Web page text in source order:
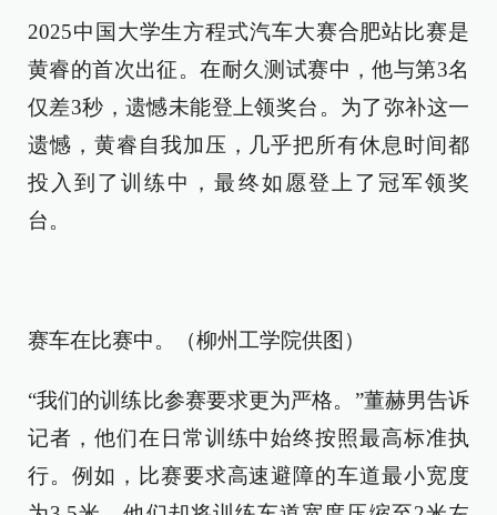
2025中国大学生方程式汽车大赛合肥站比赛是
黄睿的首次出征。在耐久测试赛中，他与第3名
仅差3秒，遗憾未能登上领奖台。为了弥补这一
遗憾，黄睿自我加压，几乎把所有休息时间都
投入到了训练中，最终如愿登上了冠军领奖
台。
赛车在比赛中。（柳州工学院供图）
“我们的训练比参赛要求更为严格。”董赫男告诉
记者，他们在日常训练中始终按照最高标准执
行。例如，比赛要求高速避障的车道最小宽度